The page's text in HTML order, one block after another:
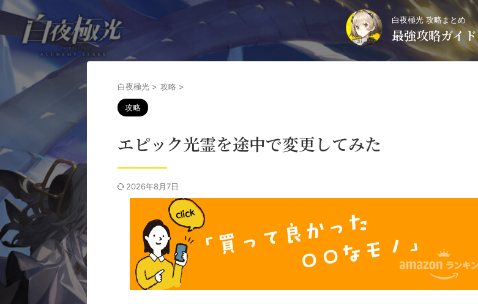
白夜極光 攻略まとめ
最強攻略ガイド
白夜極光 > 攻略 >
攻略
エピック光霊を途中で変更してみた
2026年8月7日